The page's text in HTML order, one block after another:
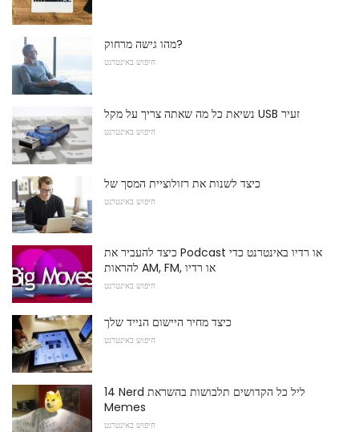
מהו גישה מרחוק?
חיפוש באינטרנט
נשיאת כל מה שאתה צריך על מקל USB זעיר
חיפוש באינטרנט
כיצד לשנות את רזולוציית המסך של
חיפוש באינטרנט
כיצד להעביר את Podcast או רדיו באינטרנט כדי
להראות AM, FM, או רדיו
חיפוש באינטרנט
כיצד מחיר היישום הנייד שלך
חיפוש באינטרנט
14 Nerd ליל כל הקדושים תלבושות בהשראת
Memes
חיפוש באינטרנט